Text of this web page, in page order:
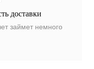
доставки
займет немного